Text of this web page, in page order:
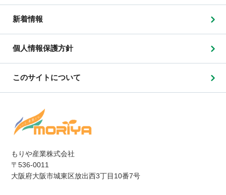
もりや産業株式会社
〒536-0011
大阪府大阪市城東区放出西3丁目10番7号
新着情報
個人情報保護方針
このサイトについて